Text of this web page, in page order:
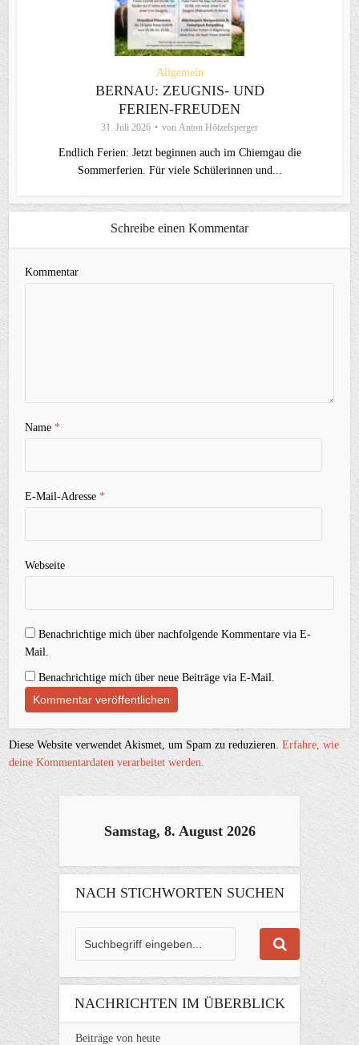
Allgemein
BERNAU: ZEUGNIS- UND
FERIEN-FREUDEN
31. Juli 2026 von Anton Hötzelsperger
Endlich Ferien: Jetzt beginnen auch im Chiemgau die
Sommerferien. Für viele Schülerinnen und...
Schreibe einen Kommentar
Kommentar
Name*
E-Mail-Adresse*
Webseite
Benachrichtige mich über nachfolgende Kommentare via E-
Mail.
Benachrichtige mich über neue Beiträge via E-Mail.
Diese Website verwendet Akismet, um Spam zu reduzieren.Erfahre, wie
deine Kommentardaten verarbeitet werden.
Samstag, 8. August 2026
NACH STICHWORTEN SUCHEN
NACHRICHTEN IM ÜBERBLICK
Beiträge von heute